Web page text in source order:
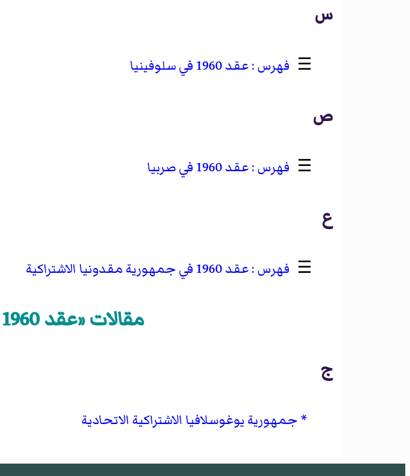
س
☰ عقد 1960 في سلوفينيا
ص
☰ عقد 1960 في صربيا
ع
☰ عقد 1960 في جمهورية مقدونيا الاشتراكية
مقالات «عقد 1960 في يوغوسلافيا»
ج
جمهورية يوغوسلافيا الاشتراكية الاتحادية